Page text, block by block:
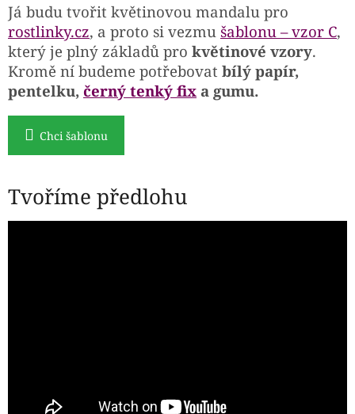
Já budu tvořit květinovou mandalu pro
rostlinky.cz, a proto si vezmu šablonu – vzor C,
který je plný základů pro květinové vzory.
Kromě ní budeme potřebovat bílý papír,
pentelku, černý tenký fix a gumu.
Chci šablonu
Tvoříme předlohu